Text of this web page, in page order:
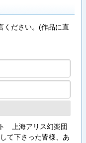
ください。(作品に直
上海アリス幻楽団
て下さった皆様、あ